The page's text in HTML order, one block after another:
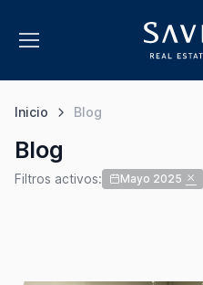
Inicio Blog
Blog
Filtros activos: Mayo 2025